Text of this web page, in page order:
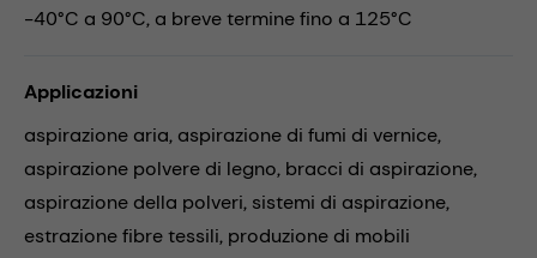
-40°C a 90°C, a breve termine fino a 125°C
Applicazioni
aspirazione aria, aspirazione di fumi di vernice,
aspirazione polvere di legno, bracci di aspirazione,
aspirazione della polveri, sistemi di aspirazione,
estrazione fibre tessili, produzione di mobili